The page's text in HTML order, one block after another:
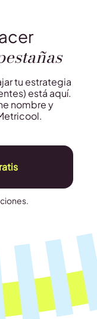
tu estrategia
está aquí.
nombre y